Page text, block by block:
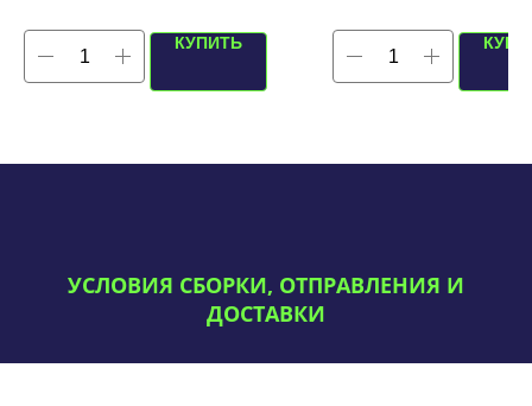
КУПИТЬ
УСЛОВИЯ СБОРКИ, ОТПРАВЛЕНИЯ И
ДОСТАВКИ